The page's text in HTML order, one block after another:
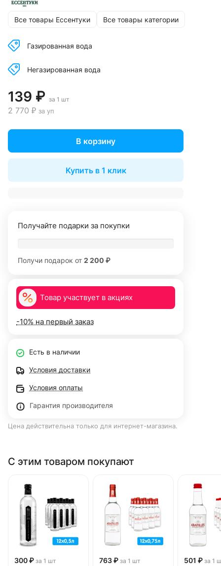
Все товары Ессентуки Все товары категории
Газированная вода
Негазированная вода
139 ₽ за 1 шт
2 770 ₽ за уп
В корзину
Купить в 1 клик
Получайте подарки за покупки
Получи подарок от 2 200 ₽
Товар участвует в акциях
-10% на первый заказ
Есть в наличии
Условия доставки
Условия оплаты
Гарантия производителя
Цена действительна только для интернет-магазина.
С этим товаром покупают
300 ₽ за 1 шт
763 ₽ за 1 шт
501 ₽ за 1